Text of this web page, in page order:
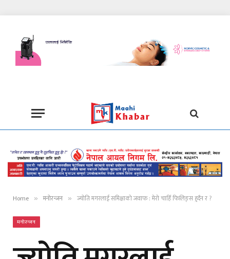
Home » मनोरन्जन » ज्योति मगरलाई समिक्षाको जवाफ : मेरो चाहिँ फिलिङ्स हुदैन र ?
मनोरन्जन